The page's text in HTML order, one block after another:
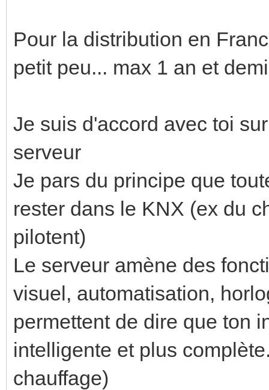
Pour la distribution en
petit peu... max 1 an et demi
Je suis d'accord avec toi
serveur
Je pars du principe que
rester dans le KNX (ex du
pilotent)
Le serveur amène des
visuel, automatisation,
permettent de dire que ton
intelligente et plus
chauffage)